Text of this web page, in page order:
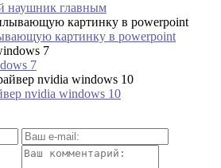
наушник главным
картинку в powerpoint
7
nvidia windows 10